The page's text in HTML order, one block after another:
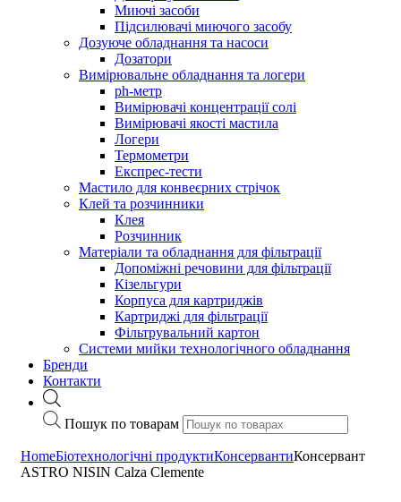
Миючі засоби
Підсилювачі миючого засобу
Дозуюче обладнання та насоси
Дозатори
Вимірювальне обладнання та логери
ph-метр
Вимірювачі концентрації солі
Вимірювачі якості мастила
Логери
Термометри
Експрес-тести
Мастило для конвеєрних стрічок
Клей та розчинники
Клея
Розчинник
Матеріали та обладнання для фільтрації
Допоміжні речовини для фільтрації
Кізельгури
Корпуса для картриджів
Картриджі для фільтрації
Фільтрувальний картон
Системи мийки технологічного обладнання
Бренди
Контакти
Пошук по товарам
HomeБіотехнологічні продуктиКонсервантиКонсервант
ASTRO NISIN Calza Clemente